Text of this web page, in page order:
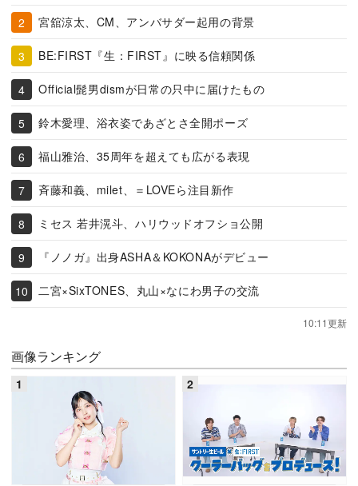
宮舘涼太、CM、アンバサダー起用の背景
BE:FIRST『生：FIRST』に映る信頼関係
Official髭男dismが日常の只中に届けたもの
鈴木愛理、浴衣姿であざとさ全開ポーズ
福山雅治、35周年を超えても広がる表現
斉藤和義、milet、＝LOVEら注目新作
ミセス 若井滉斗、ハリウッドオフショ公開
『ノノガ』出身ASHA＆KOKONAがデビュー
二宮×SixTONES、丸山×なにわ男子の交流
10:11更新
画像ランキング